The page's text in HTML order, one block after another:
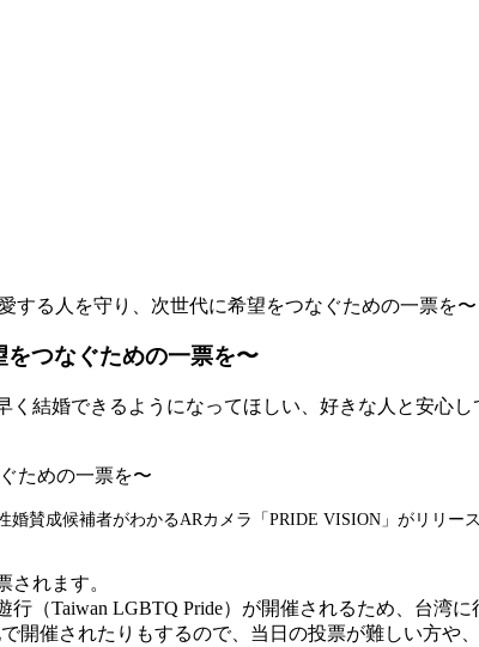
する人を守り、次世代に希望をつなぐための一票を〜
つなぐための一票を〜
く結婚できるようになってほしい、好きな人と安心
性婚賛成候補者がわかるARカメラ「PRIDE VISION」がリリー
れます。
（Taiwan LGBTQ Pride）が開催されるため、台湾
開催されたりもするので、当日の投票が難しい方